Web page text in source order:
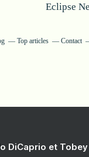
Eclipse
Top articles Contact
DiCaprio et